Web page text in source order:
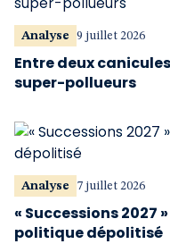
Analyse 9 juillet 2026
Entre deux
super-pollueurs
Analyse 7 juillet 2026
« Successions 2027
politique dépolitisé